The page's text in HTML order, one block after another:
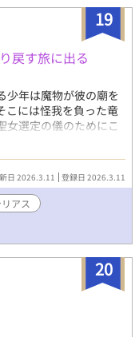
19
戻す旅に出る
少年は魔物が彼の廟を
こには怪我を負った竜
女選定の儀のためにこ
に竜騎士と共に王都
しまって……。 純情竜
ファンタジー物語。 BL
話を再掲載したもので
日 2026.3.11 登録日 2026.3.11
アス
20